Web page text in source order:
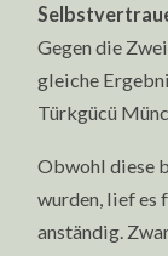
Gegen die
gleiche
Türkgücü
Obwohl diese
wurden, lief es
anständig.